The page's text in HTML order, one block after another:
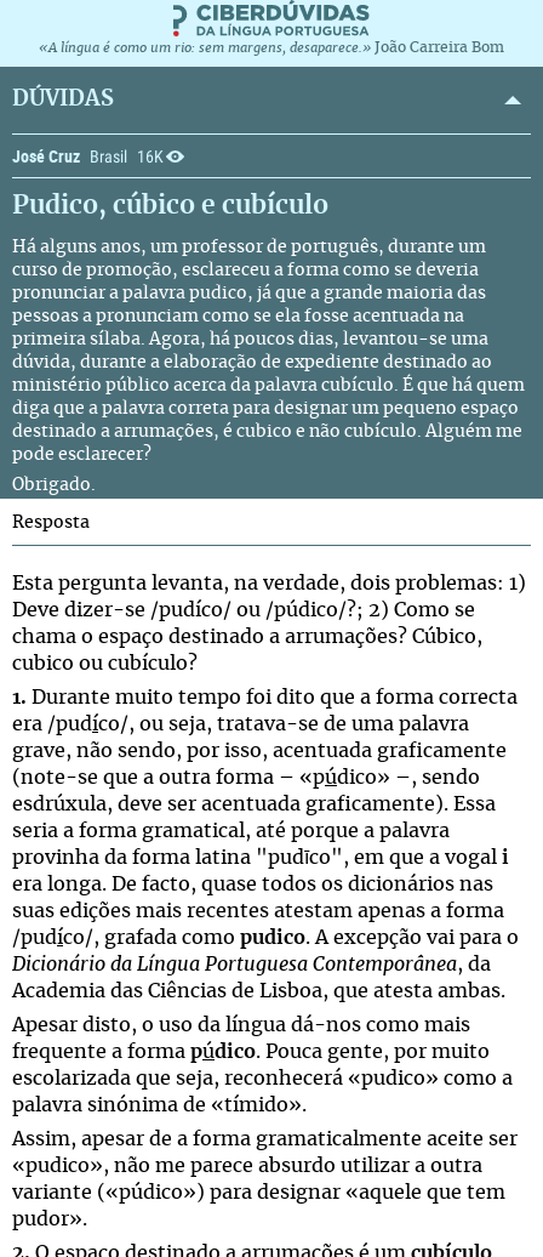
«A língua é como um rio: sem margens, desaparece.» João Carreira Bom
DÚVIDAS
José Cruz Brasil 16K
Pudico, cúbico e cubículo
Há alguns anos, um professor de português, durante um
curso de promoção, esclareceu a forma como se deveria
pronunciar a palavra pudico, já que a grande maioria das
pessoas a pronunciam como se ela fosse acentuada na
primeira sílaba. Agora, há poucos dias, levantou-se uma
dúvida, durante a elaboração de expediente destinado ao
ministério público acerca da palavra cubículo. É que há quem
diga que a palavra correta para designar um pequeno espaço
destinado a arrumações, é cubico e não cubículo. Alguém me
pode esclarecer?
Obrigado.
Resposta
Esta pergunta levanta, na verdade, dois problemas: 1)
Deve dizer-se /pudíco/ ou /púdico/?; 2) Como se
chama o espaço destinado a arrumações? Cúbico,
cubico ou cubículo?
1. Durante muito tempo foi dito que a forma correcta
era /pudíco/, ou seja, tratava-se de uma palavra
grave, não sendo, por isso, acentuada graficamente
(note-se que a outra forma – «púdico» –, sendo
esdrúxula, deve ser acentuada graficamente). Essa
seria a forma gramatical, até porque a palavra
provinha da forma latina "pudīco", em que a vogal i
era longa. De facto, quase todos os dicionários nas
suas edições mais recentes atestam apenas a forma
/pudíco/, grafada como pudico. A excepção vai para o
Dicionário da Língua Portuguesa Contemporânea, da
Academia das Ciências de Lisboa, que atesta ambas.
Apesar disto, o uso da língua dá-nos como mais
frequente a forma púdico. Pouca gente, por muito
escolarizada que seja, reconhecerá «pudico» como a
palavra sinónima de «tímido».
Assim, apesar de a forma gramaticalmente aceite ser
«pudico», não me parece absurdo utilizar a outra
variante («púdico») para designar «aquele que tem
pudor».